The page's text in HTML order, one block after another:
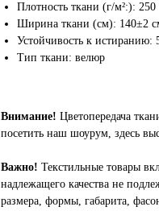
Плотность ткани (г/м²:): 250
Ширина ткани (см): 140±2
Устойчивость к истиранию:
Тип ткани: велюр
Внимание! Цветопередача
посетить наш шоурум, здесь
Важно! Текстильные товары
надлежащего качества не
размера, формы, габарита,